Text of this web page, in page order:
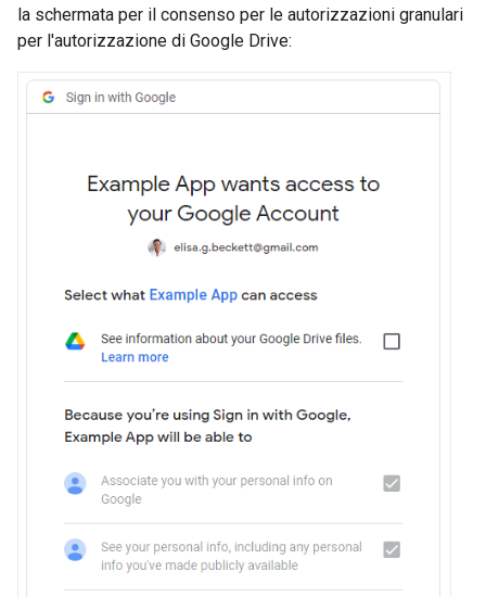
la schermata per il consenso per le autorizzazioni granulari
per l'autorizzazione di Google Drive: